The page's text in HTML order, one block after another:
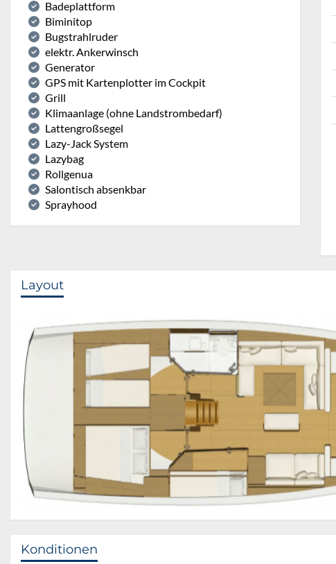
Badeplattform
Biminitop
Bugstrahlruder
elektr. Ankerwinsch
Generator
GPS mit Kartenplotter im Cockpit
Grill
Klimaanlage (ohne Landstrombedarf)
Lattengroßsegel
Lazy-Jack System
Lazybag
Rollgenua
Salontisch absenkbar
Sprayhood
Layout
Konditionen